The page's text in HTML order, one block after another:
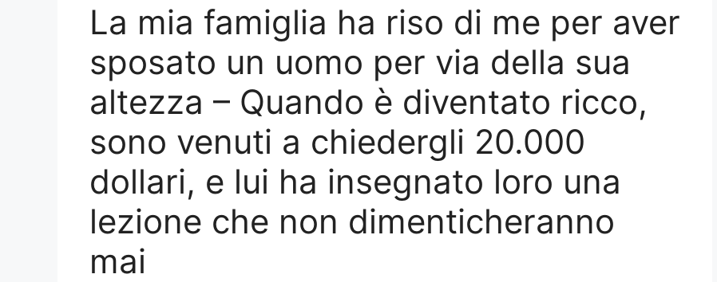
La mia famiglia ha riso di me per aver
sposato un uomo per via della sua
altezza – Quando è diventato ricco,
sono venuti a chiedergli 20.000
dollari, e lui ha insegnato loro una
lezione che non dimenticheranno
mai